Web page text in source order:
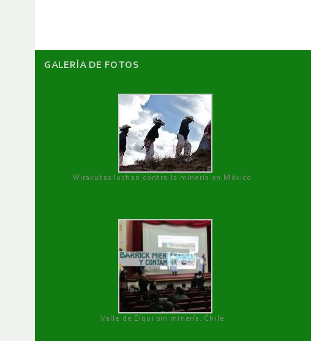
GALERÌA DE FOTOS
Wirakutas luchan contra la minería en México
Valle de Elqui sin minería. Chile